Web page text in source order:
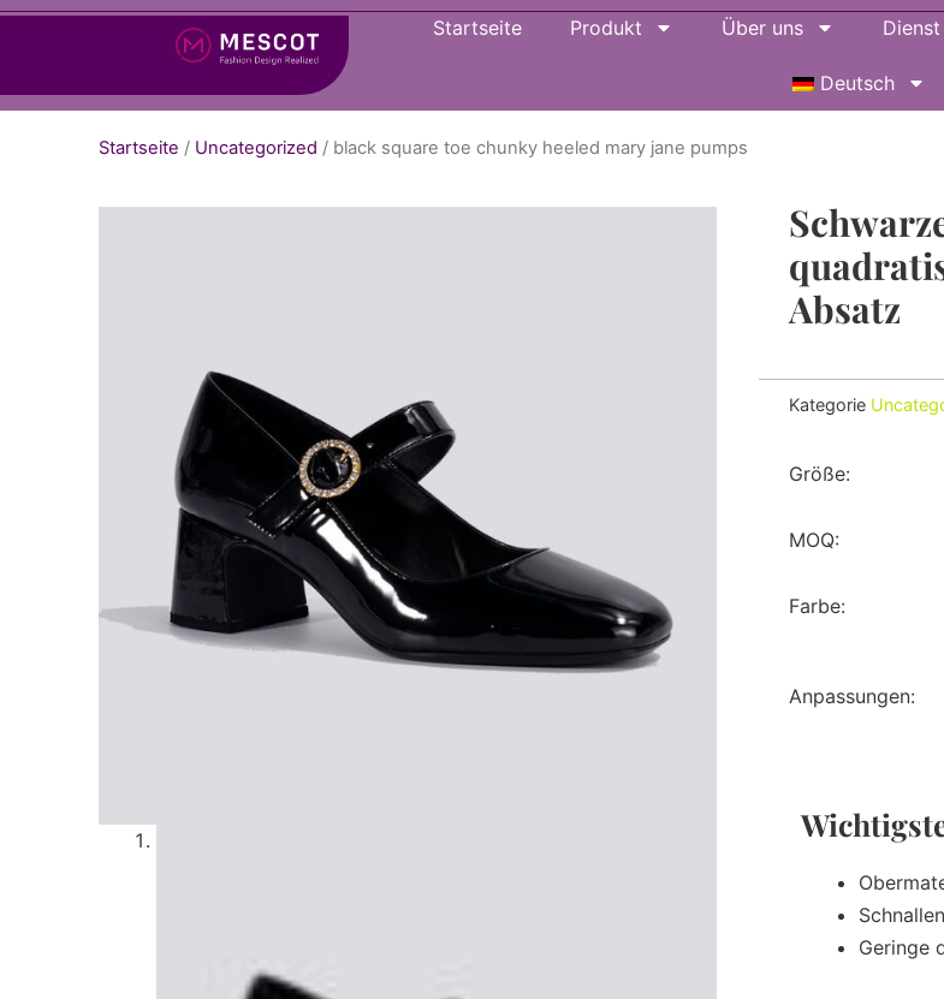
Startseite Produkt Über uns Dienst
Deutsch
Startseite / Uncategorized / black square toe chunky heeled mary jane pumps
Absatz
Kategorie
Größe:
MOQ:
Farbe:
Anpassungen:
Geringe